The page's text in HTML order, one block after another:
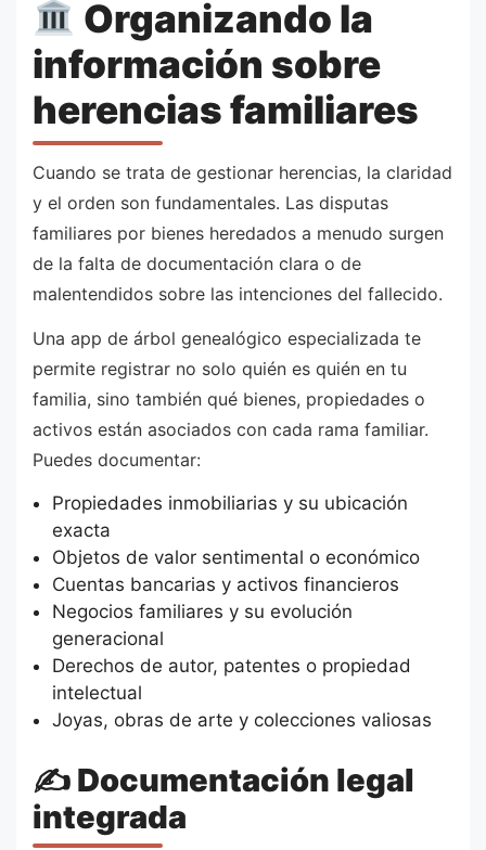
Organizando la
información sobre
herencias familiares
Cuando se trata de gestionar herencias, la claridad
y el orden son fundamentales. Las disputas
familiares por bienes heredados a menudo surgen
de la falta de documentación clara o de
malentendidos sobre las intenciones del fallecido.
Una app de árbol genealógico especializada te
permite registrar no solo quién es quién en tu
familia, sino también qué bienes, propiedades o
activos están asociados con cada rama familiar.
Puedes documentar:
Propiedades inmobiliarias y su ubicación
exacta
Objetos de valor sentimental o económico
Cuentas bancarias y activos financieros
Negocios familiares y su evolución
generacional
Derechos de autor, patentes o propiedad
intelectual
Joyas, obras de arte y colecciones valiosas
✍️ Documentación legal
integrada